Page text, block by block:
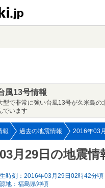
風13号情報
型で非常に強い台風13号が久米島の
でいます
報 過去の地震情報 2016年03
月29日の地震情
時刻：2016年03月29日02時42分頃
地：福島県沖頃